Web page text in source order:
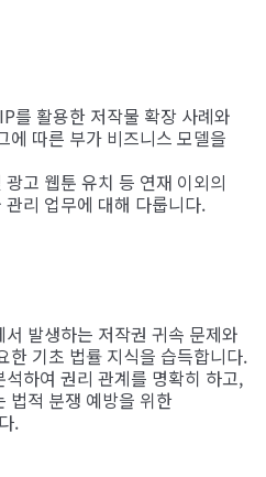
를 활용한 저작물 확장 사례와
에 따른 부가 비즈니스 모델을
고 웹툰 유치 등 연재 이외의
리 업무에 대해 다룹니다.
발생하는 저작권 귀속 문제와
한 기초 법률 지식을 습득합니다.
하여 권리 관계를 명확히 하고,
법적 분쟁 예방을 위한
.